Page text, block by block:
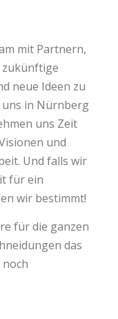
mit Partnern,
neue Ideen zu
in Nürnberg
uns Zeit
und
Und falls wir
für ein
wir bestimmt!
für die ganzen
das
noch